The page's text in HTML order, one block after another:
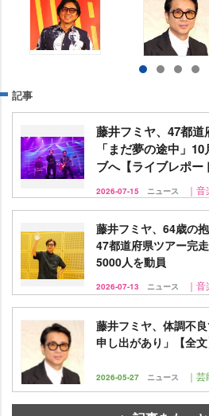
記事
藤井フミヤ、47都
「まだ夢の途中」
ブへ【ライブレポー
2026-07-15 ニュース ｜音
藤井フミヤ、64歳の
47都道府県ツアー完
5000人を動員
2026-07-13 ニュース ｜音
藤井フミヤ、体調不
申し出があり」【全文
2026-05-27 ニュース ｜芸